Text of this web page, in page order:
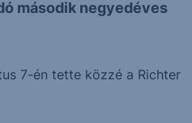
második negyedéves
7-én tette közzé a Richter